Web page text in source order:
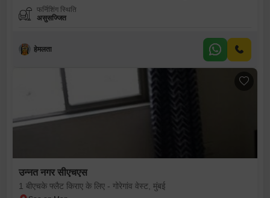
फर्निशिंग स्थिति
असुसज्जित
हेमलता
उन्नत नगर सीएचएस
1 बीएचके फ्लैट किराए के लिए - गोरेगांव वेस्ट, मुंबई